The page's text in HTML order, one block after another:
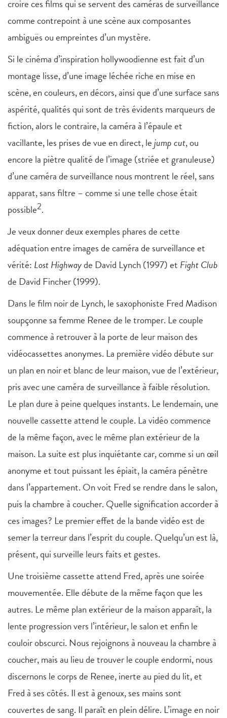
croire ces films qui se servent des caméras de surveillance
comme contrepoint à une scène aux composantes
ambiguës ou empreintes d’un mystère.
Si le cinéma d’inspiration hollywoodienne est fait d’un
montage lisse, d’une image léchée riche en mise en
scène, en couleurs, en décors, ainsi que d’une surface sans
aspérité, qualités qui sont de très évidents marqueurs de
fiction, alors le contraire, la caméra à l’épaule et
vacillante, les prises de vue en direct, lejump cut, ou
encore la piètre qualité de l’image (striée et granuleuse)
d’une caméra de surveillance nous montrent le réel, sans
apparat, sans filtre – comme si une telle chose était
possible2.
Je veux donner deux exemples phares de cette
adéquation entre images de caméra de surveillance et
vérité: Lost Highwayde David Lynch (1997) et Fight Club
de David Fincher (1999).
Dans le film noir de Lynch, le saxophoniste Fred Madison
soupçonne sa femme Renee de le tromper. Le couple
commence à retrouver à la porte de leur maison des
vidéocassettes anonymes. La première vidéo débute sur
un plan en noir et blanc de leur maison, vue de l’extérieur,
pris avec une caméra de surveillance à faible résolution.
Le plan dure à peine quelques instants. Le lendemain, une
nouvelle cassette attend le couple. La vidéo commence
de la même façon, avec le même plan extérieur de la
maison. La suite est plus inquiétante car, comme si un œil
anonyme et tout puissant les épiait, la caméra pénètre
dans l’appartement. On voit Fred se rendre dans le salon,
puis la chambre à coucher. Quelle signification accorder à
ces images? Le premier effet de la bande vidéo est de
semer la terreur dans l’esprit du couple. Quelqu’un est là,
présent, qui surveille leurs faits et gestes.
Une troisième cassette attend Fred, après une soirée
mouvementée. Elle débute de la même façon que les
autres. Le même plan extérieur de la maison apparaît, la
lente progression vers l’intérieur, le salon et enfin le
couloir obscurci. Nous rejoignons à nouveau la chambre à
coucher, mais au lieu de trouver le couple endormi, nous
discernons le corps de Renee, inerte au pied du lit, et
Fred à ses côtés. Il est à genoux, ses mains sont
couvertes de sang. Il paraît en plein délire. L’image en noir